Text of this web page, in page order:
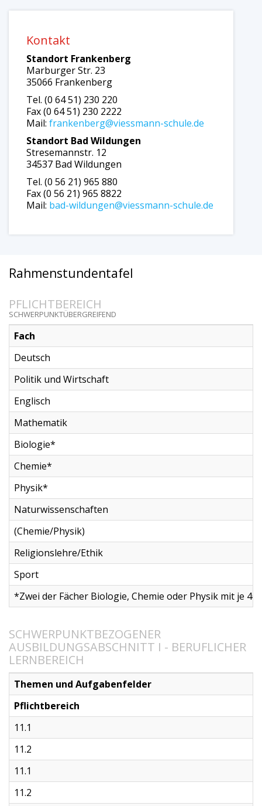
Kontakt
Standort Frankenberg
Marburger Str. 23
35066 Frankenberg
Tel. (0 64 51) 230 220
Fax (0 64 51) 230 2222
Mail: frankenberg@viessmann-schule.de
Standort Bad Wildungen
Stresemannstr. 12
34537 Bad Wildungen
Tel. (0 56 21) 965 880
Fax (0 56 21) 965 8822
Mail: bad-wildungen@viessmann-schule.de
Rahmenstundentafel
PFLICHTBEREICH
SCHWERPUNKTÜBERGREIFEND
Fach
Deutsch
Politik und Wirtschaft
Englisch
Mathematik
Biologie*
Chemie*
Physik*
Naturwissenschaften
(Chemie/Physik)
Religionslehre/Ethik
Sport
*Zwei der Fächer Biologie, Chemie oder Physik mit je 40
SCHWERPUNKTBEZOGENER
AUSBILDUNGSABSCHNITT I - BERUFLICHER
LERNBEREICH
Themen und Aufgabenfelder
Pflichtbereich
11.1
11.2
11.1
11.2